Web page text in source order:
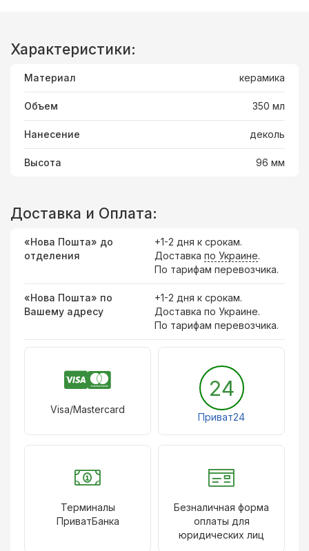
Характеристики:
Материал керамика
Объем 350 мл
Нанесение деколь
Высота 96 мм
Доставка и Оплата:
«Нова Пошта» до
отделения
+1-2 дня к срокам.
Доставка по Украине.
По тарифам перевозчика.
«Нова Пошта» по
Вашему адресу
+1-2 дня к срокам.
Доставка по Украине.
По тарифам перевозчика.
Visa/Mastercard
24
Приват24
Терминалы
ПриватБанка
Безналичная форма
оплаты для
юридических лиц